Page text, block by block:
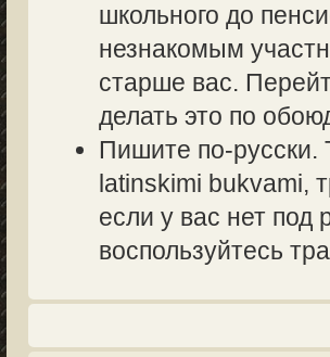
школьного до
незнакомым
старше вас.
делать это по
Пишите по-русски.
latinskimi bukvami,
если у вас нет под
воспользуйтесь